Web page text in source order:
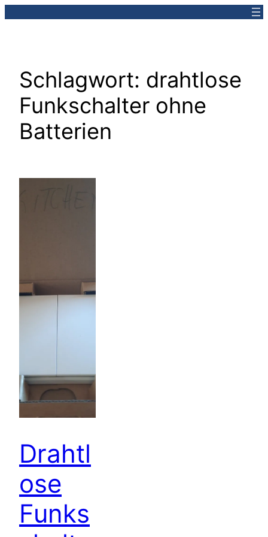
Schlagwort: drahtlose
Funkschalter ohne
Batterien
Drahtl
ose
Funks